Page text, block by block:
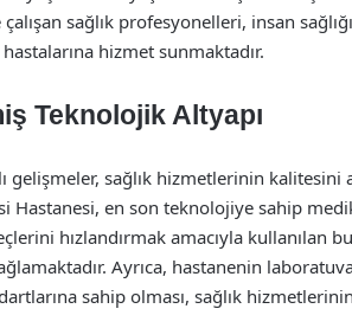
çalışan sağlık profesyonelleri, insan
hizmet sunmaktadır.
Teknolojik Altyapı
gelişmeler, sağlık hizmetlerinin
Hastanesi, en son teknolojiye sahip
hızlandırmak amacıyla kullanılan
Ayrıca, hastanenin
sahip olması, sağlık